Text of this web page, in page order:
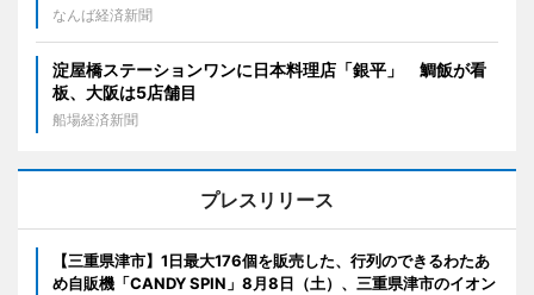
なんば経済新聞
淀屋橋ステーションワンに日本料理店「銀平」 鯛飯が看
板、大阪は5店舗目
船場経済新聞
プレスリリース
【三重県津市】1日最大176個を販売した、行列のできるわたあ
め自販機「CANDY SPIN」8月8日（土）、三重県津市のイオン